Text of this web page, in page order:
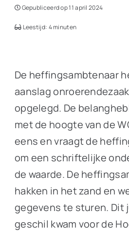
Gepubliceerd op 11 april 2024
Leestijd: 4 minuten
De heffingsambtenaar
aanslag
opgelegd. De
met de hoogte van de
eens en vraagt de
om een schriftelijke
de waarde. De
hakken in het zand en
gegevens te sturen. Dit
geschil kwam voor de